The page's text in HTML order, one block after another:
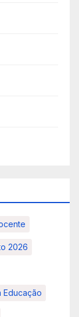
2026
Educação